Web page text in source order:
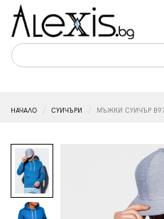
НАЧАЛО СУИЧЪРИ МЪЖКИ СУИЧЪР